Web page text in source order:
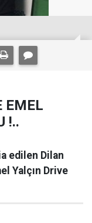
EMEL
!..
edilen Dilan
Yalçın Drive